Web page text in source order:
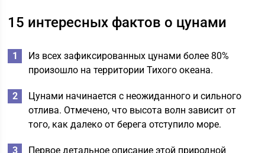
15 интересных фактов о цунами
Из всех зафиксированных цунами более 80%
произошло на территории Тихого океана.
Цунами начинается с неожиданного и сильного
отлива. Отмечено, что высота волн зависит от
того, как далеко от берега отступило море.
Первое детальное описание этой природной